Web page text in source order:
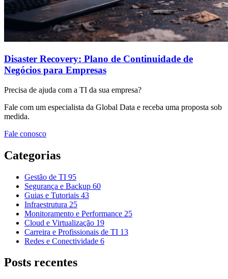
Disaster Recovery: Plano de Continuidade de
Negócios para Empresas
Precisa de ajuda com a TI da sua empresa?
Fale com um especialista da Global Data e receba uma proposta sob
medida.
Fale conosco
Categorias
Gestão de TI 95
Segurança e Backup 60
Guias e Tutoriais 43
Infraestrutura 25
Monitoramento e Performance 25
Cloud e Virtualização 19
Carreira e Profissionais de TI 13
Redes e Conectividade 6
Posts recentes